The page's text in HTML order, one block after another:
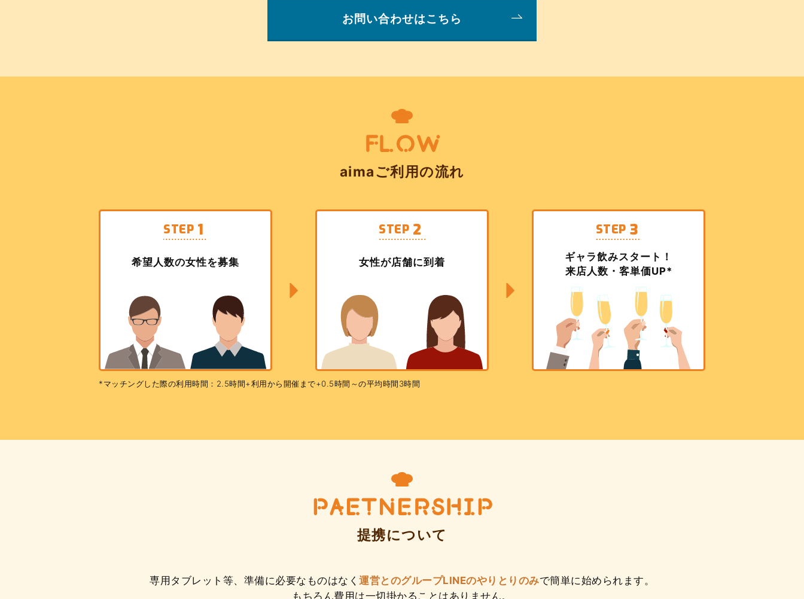
お問い合わせはこちら
FLOW
aimaご利用の流れ
STEP 1
希望人数の女性を募集
STEP 2
女性が店舗に到着
STEP 3
ギャラ飲みスタート！
来店人数・客単価UP*
*マッチングした際の利用時間：2.5時間+利用から開催まで+0.5時間～の平均時間3時間
PAETNERSHIP
提携について
専用タブレット等、準備に必要なものはなく 運営とのグループLINEのやりとりのみで簡単に始められます。
もちろん費用は一切掛かることはありません。